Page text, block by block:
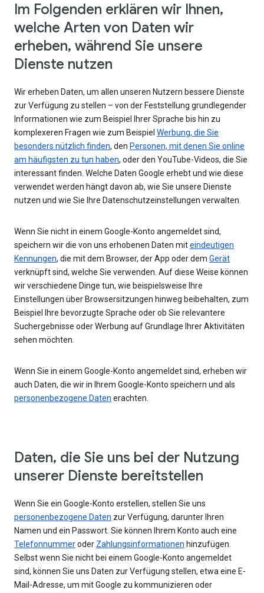
Im Folgenden erklären wir Ihnen,
welche Arten von Daten wir
erheben, während Sie unsere
Dienste nutzen
Wir erheben Daten, um allen unseren Nutzern bessere Dienste
zur Verfügung zu stellen – von der Feststellung grundlegender
Informationen wie zum Beispiel Ihrer Sprache bis hin zu
komplexeren Fragen wie zum Beispiel Werbung, die Sie
besonders nützlich finden, den Personen, mit denen Sie online
am häufigsten zu tun haben, oder den YouTube-Videos, die Sie
interessant finden. Welche Daten Google erhebt und wie diese
verwendet werden hängt davon ab, wie Sie unsere Dienste
nutzen und wie Sie Ihre Datenschutzeinstellungen verwalten.
Wenn Sie nicht in einem Google-Konto angemeldet sind,
speichern wir die von uns erhobenen Daten miteindeutigen
Kennungen, die mit dem Browser, der App oder dem Gerät
verknüpft sind, welche Sie verwenden. Auf diese Weise können
wir verschiedene Dinge tun, wie beispielsweise Ihre
Einstellungen über Browsersitzungen hinweg beibehalten, zum
Beispiel Ihre bevorzugte Sprache oder ob Sie relevantere
Suchergebnisse oder Werbung auf Grundlage Ihrer Aktivitäten
sehen möchten.
Wenn Sie in einem Google-Konto angemeldet sind, erheben wir
auch Daten, die wir in Ihrem Google-Konto speichern und als
personenbezogene Daten erachten.
Daten, die Sie uns bei der Nutzung
unserer Dienste bereitstellen
Wenn Sie ein Google-Konto erstellen, stellen Sie uns
personenbezogene Daten zur Verfügung, darunter Ihren
Namen und ein Passwort. Sie können Ihrem Konto auch eine
Telefonnummeroder Zahlungsinformationen hinzufügen.
Selbst wenn Sie nicht bei einem Google-Konto angemeldet
sind, können Sie uns Daten zur Verfügung stellen, etwa eine E-
Mail-Adresse, um mit Google zu kommunizieren oder